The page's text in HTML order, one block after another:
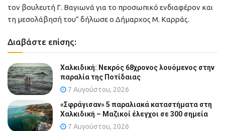
τον βουλευτή Γ. Βαγιωνά για το προσωπικό ενδιαφέρον και
τη μεσολάβησή του” δήλωσε ο Δήμαρχος Μ. Καρράς.
Διαβάστε επίσης:
Χαλκιδική: Νεκρός 68χρονος λουόμενος στην
παραλία της Ποτίδαιας
7 Αυγούστου, 2026
«Σφράγισαν» 5 παραλιακά καταστήματα στη
Χαλκιδική – Μαζικοί έλεγχοι σε 300 σημεία
7 Αυγούστου, 2026